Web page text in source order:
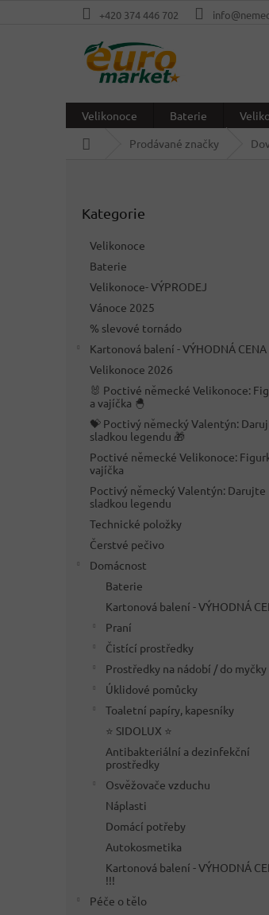
+420 374 446 702
Velikonoce Baterie
Prodávané značky
kategorie
Kategorie
Velikonoce
Baterie
Velikonoce- VÝPRODEJ
Vánoce 2025
% slevové tornádo
Kartonová balení - VÝHODNÁ CENA
Velikonoce 2026
🐰 Poctivé německé Velikonoce:
a vajíčka 🐣
💝 Poctivý německý Valentýn:
sladkou legendu 🎁
Poctivé německé Velikonoce:
vajíčka
Poctivý německý Valentýn: Darujte
sladkou legendu
Technické položky
Čerstvé pečivo
Domácnost
Baterie
Kartonová balení - VÝHODNÁ
Praní
Čistící prostředky
Prostředky na nádobí / do myčky
Úklidové pomůcky
Toaletní papíry, kapesníky
⭐ SIDOLUX ⭐
Antibakteriální a dezinfekční
prostředky
Osvěžovače vzduchu
Náplasti
Domácí potřeby
Autokosmetika
Kartonová balení - VÝHODNÁ
!!!
Péče o tělo